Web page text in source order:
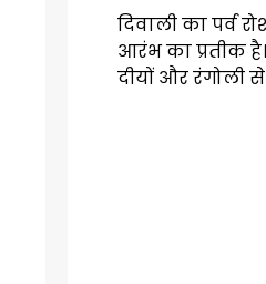
दिवाली का पर्व
आरंभ का प्रतीक
दीयों और रंगोली